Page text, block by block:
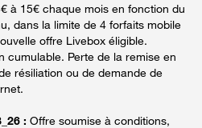
à 15€ chaque mois en fonction du
dans la limite de 4 forfaits mobile
offre Livebox éligible.
cumulable. Perte de la remise en
résiliation ou de demande de
: Offre soumise à conditions,